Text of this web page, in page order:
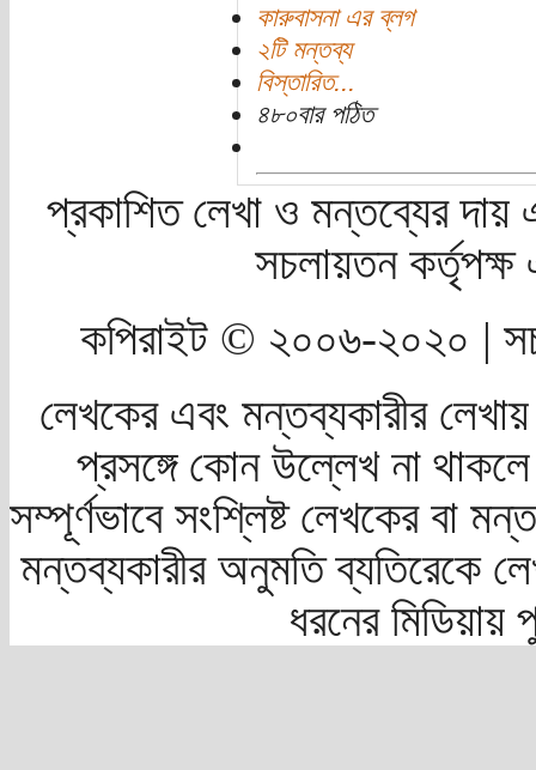
কারুবাসনা এর ব্লগ
২টি মন্তব্য
বিস্তারিত...
৪৮০বার পঠিত
প্রকাশিত লেখা ও মন্তব্যের দায়
সচলায়তন
কপিরাইট © ২০০৬-২০২০ |
লেখকের এবং মন্তব্যকারীর
প্রসঙ্গে কোন উল্লেখ না
সম্পূর্ণভাবে সংশ্লিষ্ট লেখকের বা
মন্তব্যকারীর অনুমতি ব্যতিরেকে
ধরনের মিডিয়ায়